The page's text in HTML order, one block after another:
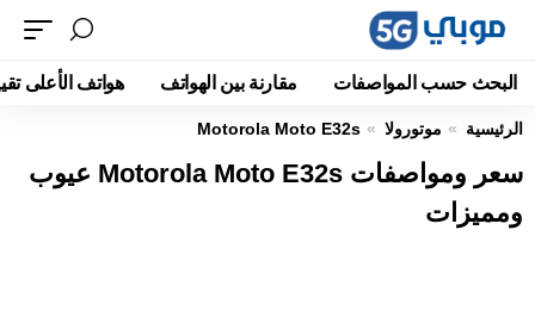
البحث حسب المواصفات مقارنة بين الهواتف هواتف الأعلى
الرئيسية موتورولا Motorola Moto E32s
سعر ومواصفات Motorola Moto E32s عيوب
ومميزات